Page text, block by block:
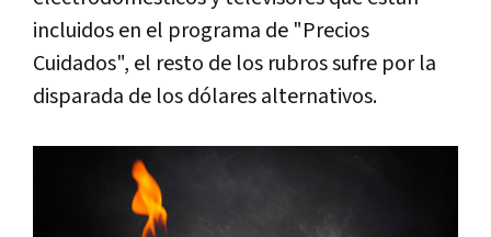
incluidos en el programa de "Precios
Cuidados", el resto de los rubros sufre por la
disparada de los dólares alternativos.